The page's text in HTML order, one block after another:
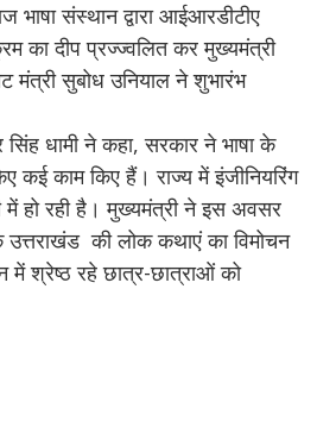
भाषा संस्थान द्वारा आईआरडीटीए
का दीप प्रज्ज्वलित कर मुख्यमंत्री
मंत्री सुबोध उनियाल ने शुभारंभ
धामी ने कहा, सरकार ने भाषा के
कई काम किए हैं। राज्य में इंजीनियरिंग
में हो रही है। मुख्यमंत्री ने इस अवसर
की लोक कथाएं का विमोचन
में श्रेष्ठ रहे छात्र-छात्राओं को